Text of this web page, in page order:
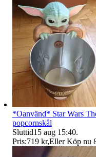
*Oanvänd* Star Wars
popcornskål
Sluttid15 aug 15:40.
Pris:719 kr,Eller Köp nu